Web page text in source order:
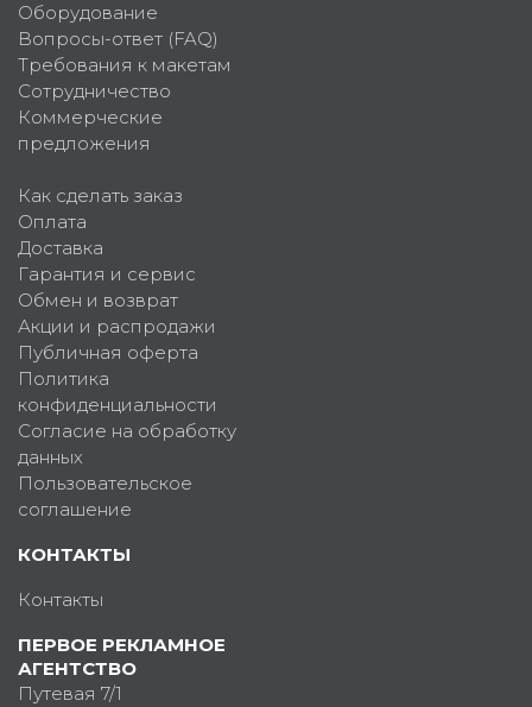
Оборудование
Вопросы-ответ (FAQ)
Требования к макетам
Сотрудничество
Коммерческие
предложения
Как сделать заказ
Оплата
Доставка
Гарантия и сервис
Обмен и возврат
Акции и распродажи
Публичная оферта
Политика
конфиденциальности
Согласие на обработку
данных
Пользовательское
соглашение
КОНТАКТЫ
Контакты
ПЕРВОЕ РЕКЛАМНОЕ
АГЕНТСТВО
Путевая 7/1